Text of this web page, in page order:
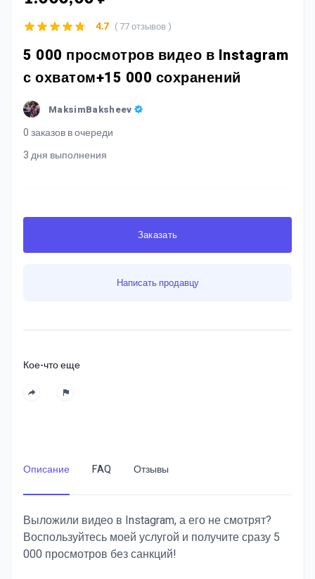
5 000 просмотров видео в Instagram
с охватом+15 000 сохранений
MaksimBaksheev
0 заказов в очереди
3 дня выполнения
4.7 ( 77 отзывов )
Заказать
Написать продавцу
Кое-что еще
Описание FAQ Отзывы
Выложили видео в Instagram, а его не смотрят?
Воспользуйтесь моей услугой и получите сразу 5
000 просмотров без санкций!